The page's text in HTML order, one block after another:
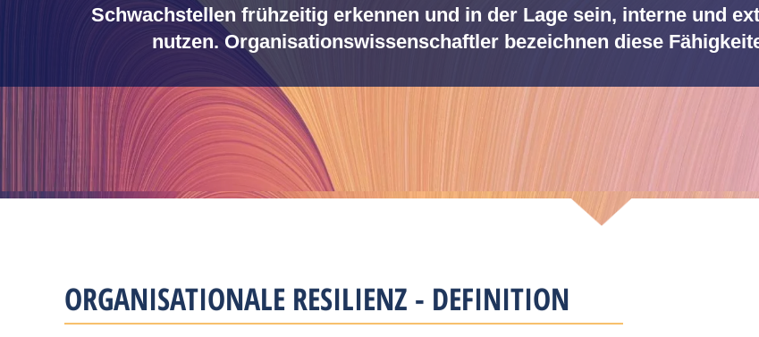
Schwachstellen frühzeitig erkennen und in der Lage sein, interne und
nutzen. Organisationswissenschaftler bezeichnen diese
ORGANISATIONALE RESILIENZ - DEFINITION